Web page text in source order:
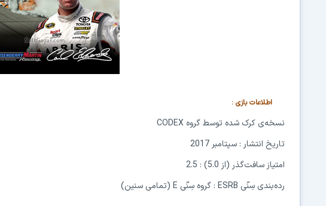
اطلاعات بازی :
نسخه‌ی کرک شده توسط گروه CODEX
تاریخ انتشار : سپتامبر 2017
امتیاز سافت‌گذر (از 5.0) : 2.5
رده‌بندی سِنّی ESRB : گروه سِنّی E (تمامی سنین)